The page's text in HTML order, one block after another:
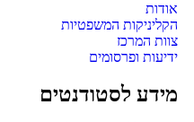
אודות
הקליניקות המשפטיות
צוות המרכז
ידיעות ופרסומים
מידע לסטודנטים